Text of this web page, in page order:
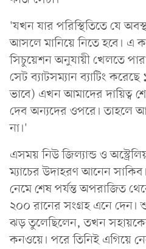
'যখন যার পরিস্থিতিতে যে
আসলে মানিয়ে নিতে হবে। এ
সিচুয়েশন অনুযায়ী খেলতে
সেট ব্যাটসম্যান ব্যাটিং
ভাবে) এখন আমাদের দায়িত্ব
দেব অন্যদের ওপরে।
না।'
এসময় নিউ জিল্যান্ড ও
ম্যাচের উদাহরণ আনেন
নেমে শেষ পর্যন্ত অপরাজিত
২০০ রানের সংগ্রহ এনে
ঝড় তুলেছিলেন, তখন
কনওয়ে। পরে তিনিই এগিয়ে